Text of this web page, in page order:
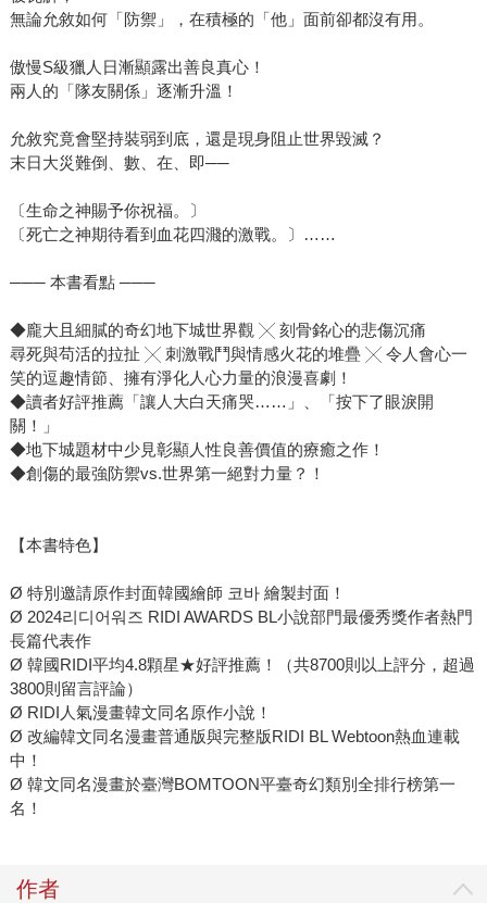
無論允敘如何「防禦」，在積極的「他」面前卻都沒有用。
傲慢S級獵人日漸顯露出善良真心！
兩人的「隊友關係」逐漸升溫！
允敘究竟會堅持裝弱到底，還是現身阻止世界毀滅？
末日大災難倒、數、在、即──
〔生命之神賜予你祝福。〕
〔死亡之神期待看到血花四濺的激戰。〕……
─── 本書看點 ───
◆龐大且細膩的奇幻地下城世界觀 ╳ 刻骨銘心的悲傷沉痛
尋死與苟活的拉扯 ╳ 刺激戰鬥與情感火花的堆疊 ╳ 令人會心一
笑的逗趣情節、擁有淨化人心力量的浪漫喜劇！
◆讀者好評推薦「讓人大白天痛哭……」、「按下了眼淚開
關！」
◆地下城題材中少見彰顯人性良善價值的療癒之作！
◆創傷的最強防禦vs.世界第一絕對力量？！
【本書特色】
Ø 特別邀請原作封面韓國繪師 코바 繪製封面！
Ø 2024리디어워즈 RIDI AWARDS BL小說部門最優秀獎作者熱門
長篇代表作
Ø 韓國RIDI平均4.8顆星★好評推薦！（共8700則以上評分，超過
3800則留言評論）
Ø RIDI人氣漫畫韓文同名原作小說！
Ø 改編韓文同名漫畫普通版與完整版RIDI BL Webtoon熱血連載
中！
Ø 韓文同名漫畫於臺灣BOMTOON平臺奇幻類別全排行榜第一
名！
作者